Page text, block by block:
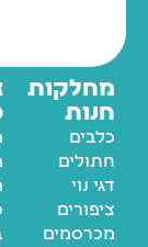
מחלקות
חנות
כלבים
חתולים
דגי נוי
ציפורים
מכרסמים